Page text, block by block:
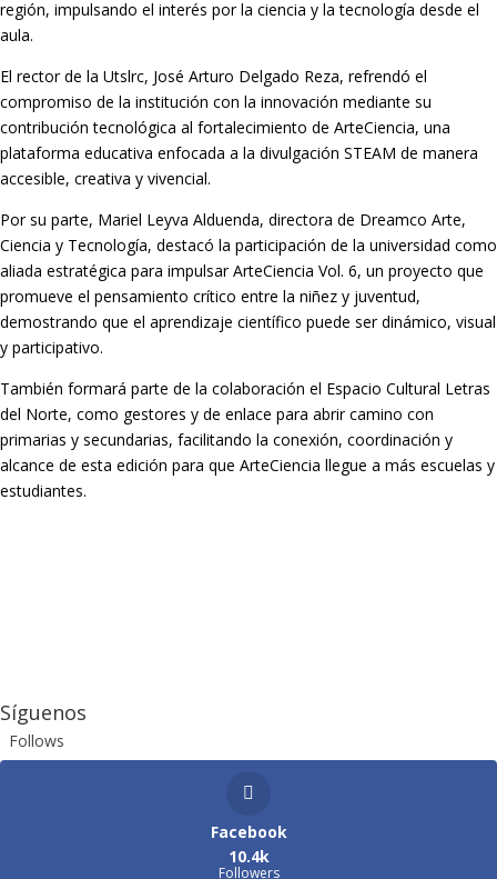
región, impulsando el interés por la ciencia y la tecnología desde el
aula.
El rector de la Utslrc, José Arturo Delgado Reza, refrendó el
compromiso de la institución con la innovación mediante su
contribución tecnológica al fortalecimiento de ArteCiencia, una
plataforma educativa enfocada a la divulgación STEAM de manera
accesible, creativa y vivencial.
Por su parte, Mariel Leyva Alduenda, directora de Dreamco Arte,
Ciencia y Tecnología, destacó la participación de la universidad como
aliada estratégica para impulsar ArteCiencia Vol. 6, un proyecto que
promueve el pensamiento crítico entre la niñez y juventud,
demostrando que el aprendizaje científico puede ser dinámico, visual
y participativo.
También formará parte de la colaboración el Espacio Cultural Letras
del Norte, como gestores y de enlace para abrir camino con
primarias y secundarias, facilitando la conexión, coordinación y
alcance de esta edición para que ArteCiencia llegue a más escuelas y
estudiantes.
Síguenos
Follows
Facebook
10.4k
Followers